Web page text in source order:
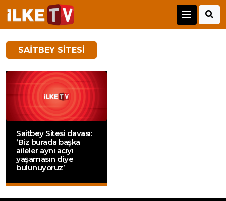
SAITBEY SITESI
Saitbey Sitesi davası:
‘Biz burada başka
aileler aynı acıyı
yaşamasın diye
bulunuyoruz’